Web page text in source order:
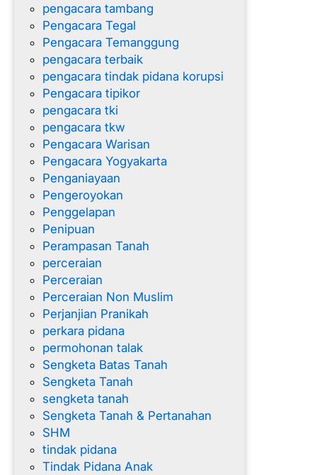
pengacara tambang
Pengacara Tegal
Pengacara Temanggung
pengacara terbaik
pengacara tindak pidana korupsi
Pengacara tipikor
pengacara tki
pengacara tkw
Pengacara Warisan
Pengacara Yogyakarta
Penganiayaan
Pengeroyokan
Penggelapan
Penipuan
Perampasan Tanah
perceraian
Perceraian
Perceraian Non Muslim
Perjanjian Pranikah
perkara pidana
permohonan talak
Sengketa Batas Tanah
Sengketa Tanah
sengketa tanah
Sengketa Tanah & Pertanahan
SHM
tindak pidana
Tindak Pidana Anak